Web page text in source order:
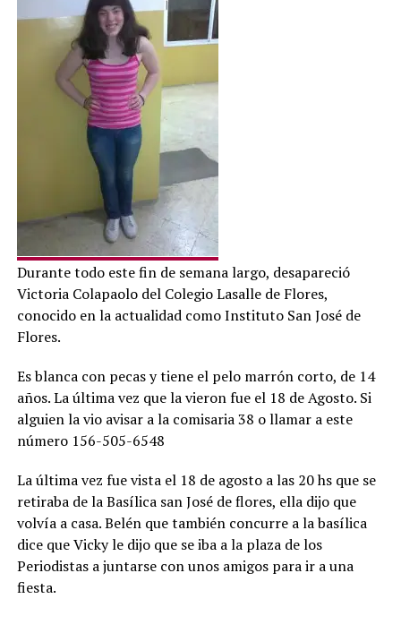
Durante todo este fin de semana largo, desapareció
Victoria Colapaolo del Colegio Lasalle de Flores,
conocido en la actualidad como Instituto San José de
Flores.
Es blanca con pecas y tiene el pelo marrón corto, de 14
años. La última vez que la vieron fue el 18 de Agosto. Si
alguien la vio avisar a la comisaria 38 o llamar a este
número 156-505-6548
La última vez fue vista el 18 de agosto a las 20 hs que se
retiraba de la Basílica san José de flores, ella dijo que
volvía a casa. Belén que también concurre a la basílica
dice que Vicky le dijo que se iba a la plaza de los
Periodistas a juntarse con unos amigos para ir a una
fiesta.